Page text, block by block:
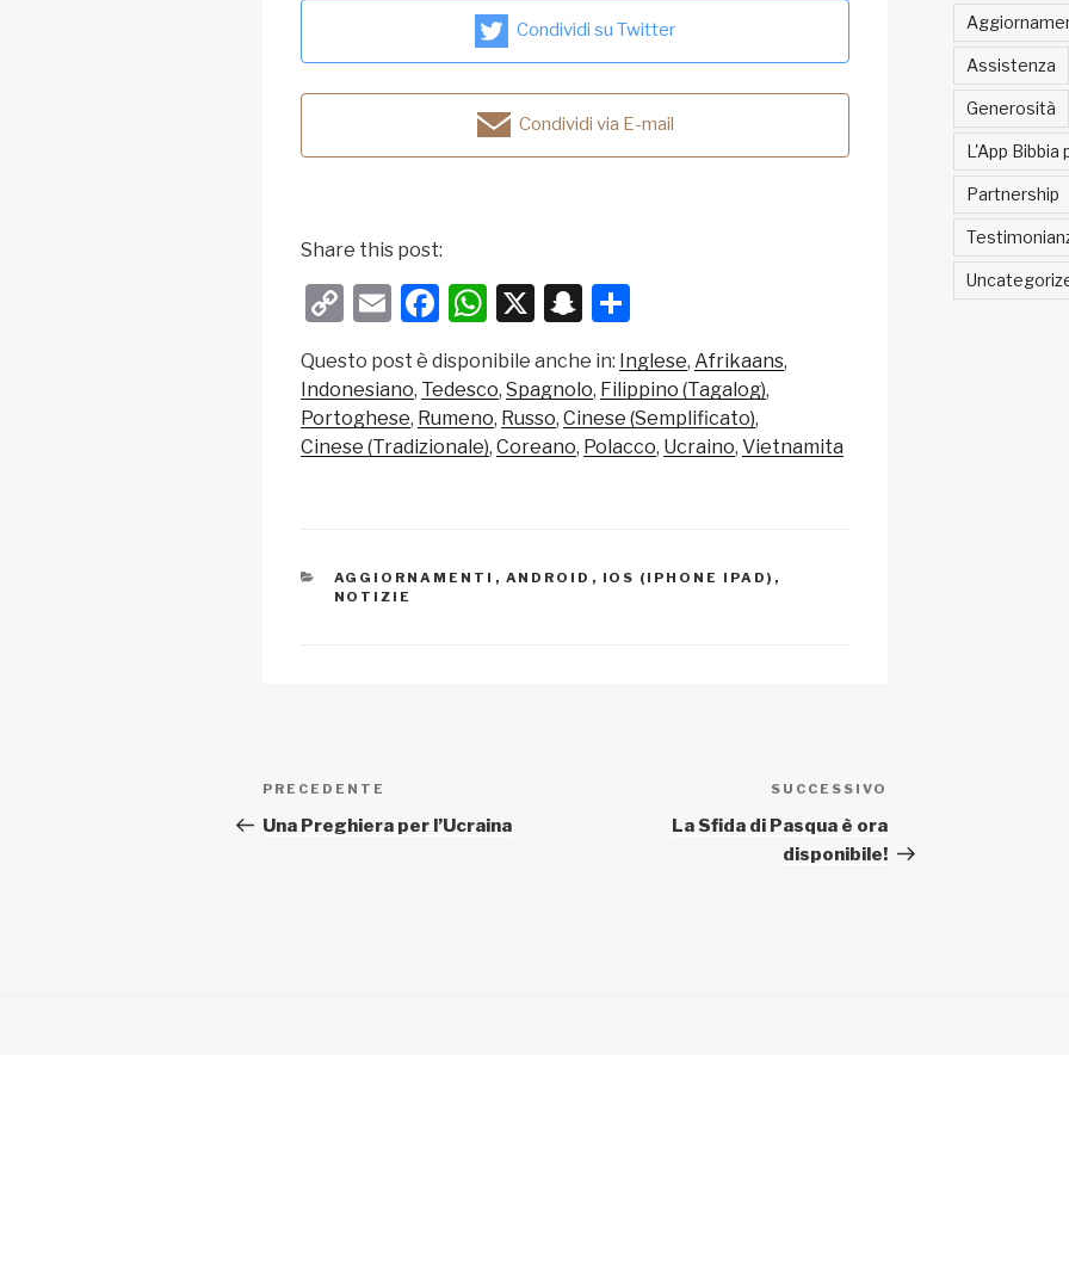
Condividi su Twitter
Condividi via E-mail
Share this post:
C
o
p
y
Li
E
m
ail
F
a
c
e
b
k
W
h
at
s
A
X
S
n
a
p
c
o
n
di
vi
Questo post è disponibile anche in: Inglese Afrikaans
Indonesiano Tedesco Spagnolo Filippino (Tagalog)
Portoghese Rumeno Russo Cinese (Semplificato)
Cinese (Tradizionale) Coreano Polacco Ucraino Vietnamita
CATEGORIE
AGGIORNAMENTI , ANDROID , IOS (IPHONE IPAD) ,
NOTIZIE
Navigazione
articoli
Articolo
precedente:
PRECEDENTE
Una Preghiera per l’Ucraina
successivo
SUCCESSIVO
La Sfida di Pasqua è ora
disponibile!
Assistenza
Generosità
L'App Bibbia
Partnership